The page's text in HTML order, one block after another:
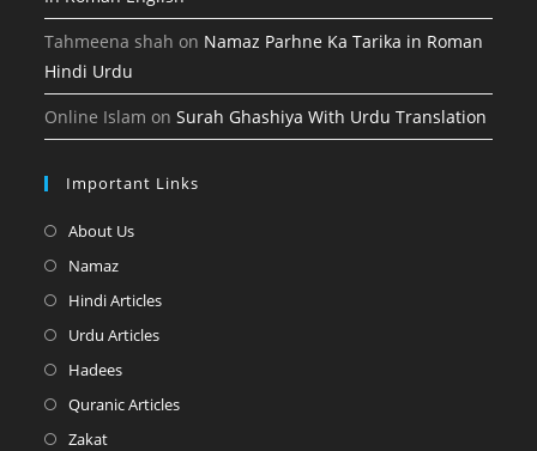
Tahmeena shah on Namaz Parhne Ka Tarika in Roman
Hindi Urdu
Online Islam onSurah Ghashiya With Urdu Translation
Important Links
About UsOpens
tab
NamazOpens
in
tab
Hindi ArticlesOpens
tab
Urdu ArticlesOpens
HadeesOpens
in
Quranic ArticlesOpens
ZakatOpens